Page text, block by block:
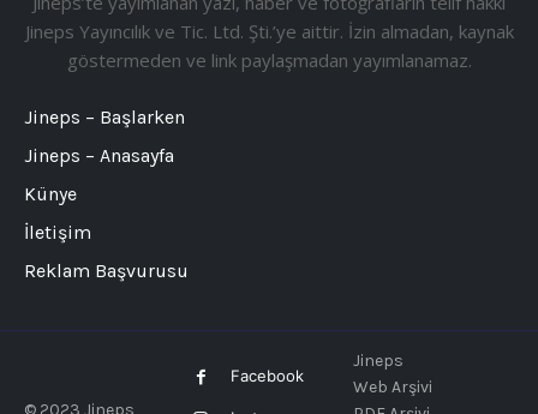
Jineps Yayıncılık ve Tic. Ltd. Şti.’ye aittir. İzin almadan, kaynak
göstermeden ve link paylaşmadan yayımlanamaz.
Jineps – Başlarken
Jineps – Anasayfa
Künye
İletişim
Reklam Başvurusu
© 2023 Jineps
Facebook
Jineps
Web Arşivi